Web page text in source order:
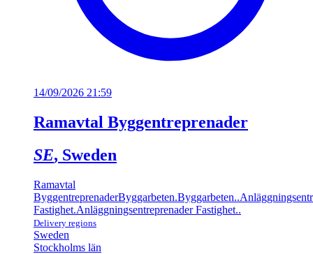
14/09/2026 21:59
Ramavtal Byggentreprenader
SE, Sweden
Ramavtal
ByggentreprenaderByggarbeten.Byggarbeten..
Fastighet.Anläggningsentreprenader Fastighet..
Delivery regions
Sweden
Stockholms län